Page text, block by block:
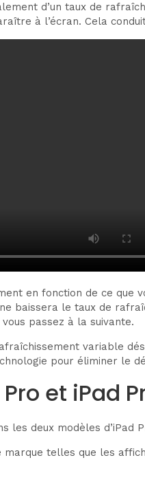
d’un taux de
à l’écran. Cela
en fonction de ce
baissera le taux de
passez à la suivante.
variable
pour éliminer le
et iPad
deux modèles d’iPad
marque telles que les